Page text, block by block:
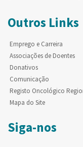
Outros Links
Emprego e Carreira
Associações de Doentes
Donativos
Comunicação
Registo Oncológico
Mapa do Site
Siga-nos